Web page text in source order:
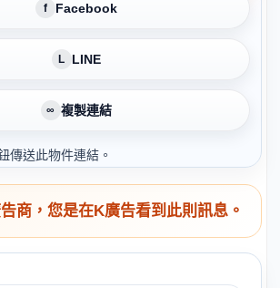
f Facebook
L LINE
∞ 複製連結
傳送此物件連結。
商，您是在K廣告看到此則訊息。